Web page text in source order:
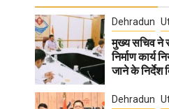
Dehradun
मुख्य सचिव ने
निर्माण कार्य
जाने के निर्देश
Dehradun